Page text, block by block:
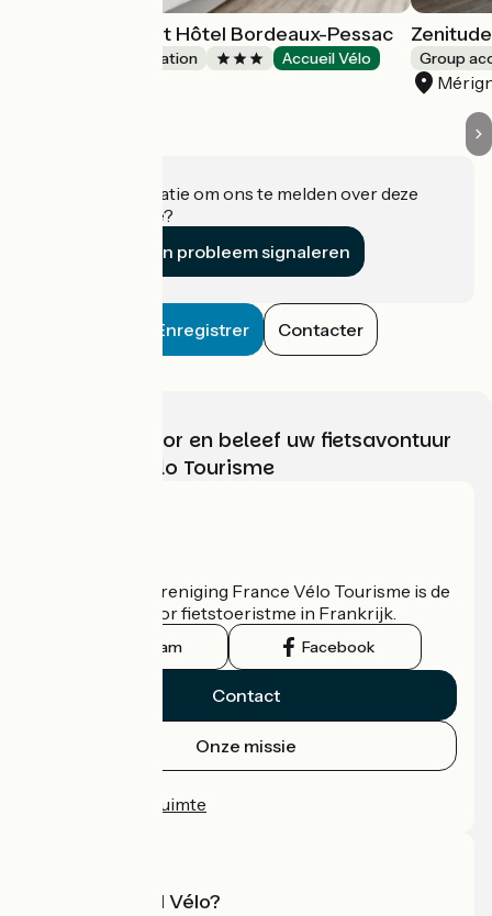
All Suites Appart Hôtel Bordeaux-Pessac
Group accommodation Accueil Vélo Group
Heeft u informatie om ons te melden over deze
accommodatie?
Een probleem signaleren
Enregistrer Contacter
Kies, bereid voor en beleef uw fietsavontuur
met France Vélo Tourisme
De nationale vereniging France Vélo Tourisme is de
officiële gids voor fietstoeristme in Frankrijk.
Instagram Facebook
Contact
Onze missie
Professionele ruimte
Wat is Accueil Vélo?